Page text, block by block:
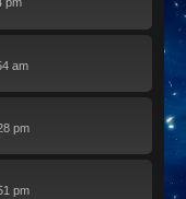
pm
am
pm
pm